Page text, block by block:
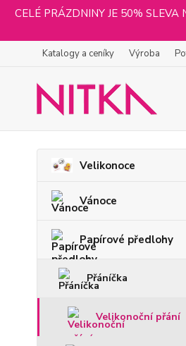
CELÉ PRÁZDNINY JE 50%
Katalogy a ceníky Výroba
Velikonoce
Vánoce
Papírové předlohy
Přáníčka
Velikonoční přání